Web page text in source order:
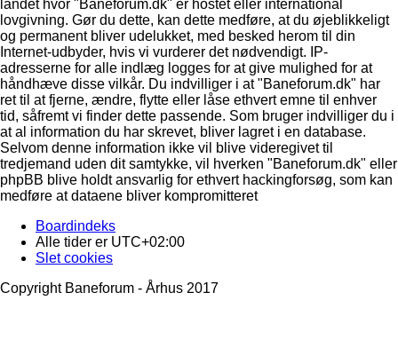
landet hvor "Baneforum.dk" er hostet eller international
lovgivning. Gør du dette, kan dette medføre, at du øjeblikkeligt
og permanent bliver udelukket, med besked herom til din
Internet-udbyder, hvis vi vurderer det nødvendigt. IP-
adresserne for alle indlæg logges for at give mulighed for at
håndhæve disse vilkår. Du indvilliger i at "Baneforum.dk" har
ret til at fjerne, ændre, flytte eller låse ethvert emne til enhver
tid, såfremt vi finder dette passende. Som bruger indvilliger du i
at al information du har skrevet, bliver lagret i en database.
Selvom denne information ikke vil blive videregivet til
tredjemand uden dit samtykke, vil hverken "Baneforum.dk" eller
phpBB blive holdt ansvarlig for ethvert hackingforsøg, som kan
medføre at dataene bliver kompromitteret
Boardindeks
Alle tider er UTC+02:00
Slet cookies
Copyright Baneforum - Århus 2017